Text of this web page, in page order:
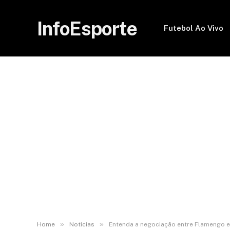
InfoEsporte Futebol Ao Vivo
Home » Noticias » Entenda a negociação entre Flamengo